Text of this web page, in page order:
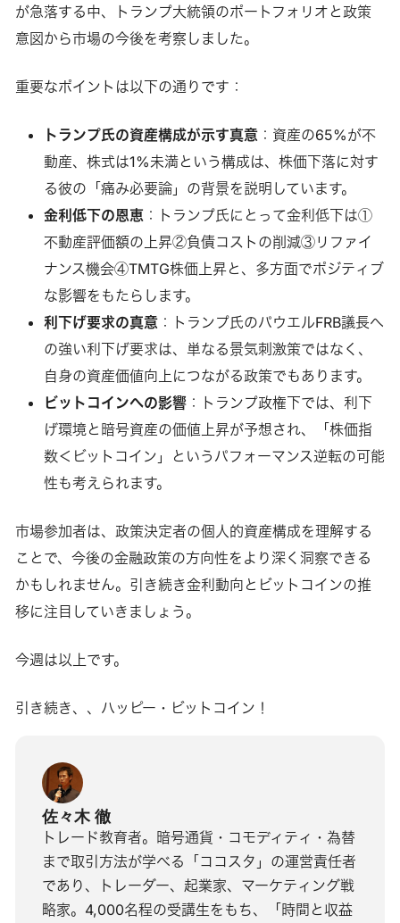
が急落する中、トランプ大統領のポートフォリオと政策
意図から市場の今後を考察しました。
重要なポイントは以下の通りです：
トランプ氏の資産構成が示す真意：資産の65%が不
動産、株式は1%未満という構成は、株価下落に対す
る彼の「痛み必要論」の背景を説明しています。
金利低下の恩恵：トランプ氏にとって金利低下は①
不動産評価額の上昇②負債コストの削減③リファイ
ナンス機会④TMTG株価上昇と、多方面でポジティブ
な影響をもたらします。
利下げ要求の真意：トランプ氏のパウエルFRB議長へ
の強い利下げ要求は、単なる景気刺激策ではなく、
自身の資産価値向上につながる政策でもあります。
ビットコインへの影響：トランプ政権下では、利下
げ環境と暗号資産の価値上昇が予想され、「株価指
数＜ビットコイン」というパフォーマンス逆転の可能
性も考えられます。
市場参加者は、政策決定者の個人的資産構成を理解する
ことで、今後の金融政策の方向性をより深く洞察できる
かもしれません。引き続き金利動向とビットコインの推
移に注目していきましょう。
今週は以上です。
引き続き、、ハッピー・ビットコイン！
佐々木 徹
トレード教育者。暗号通貨・コモディティ・為替
まで取引方法が学べる「ココスタ」の運営責任者
であり、トレーダー、起業家、マーケティング戦
略家。4,000名程の受講生をもち、「時間と収益